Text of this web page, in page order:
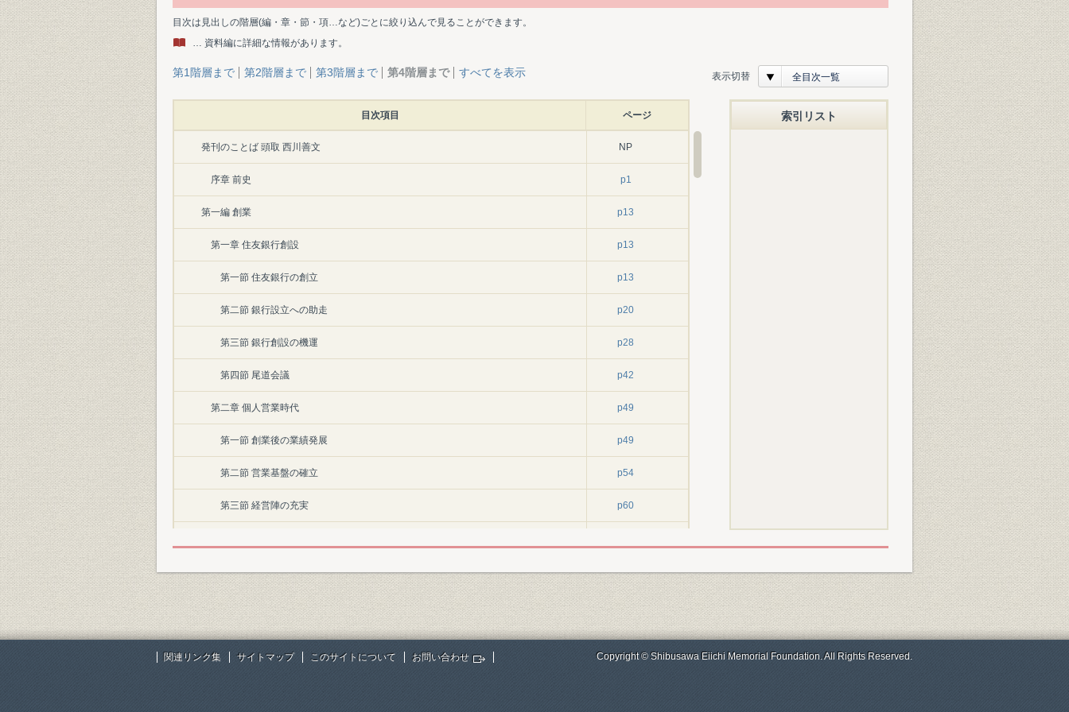
目次は見出しの階層(編・章・節・項…など)ごとに絞り込んで見ることができます。
… 資料編に詳細な情報があります。
第1階層まで 第2階層まで 第3階層まで 第4階層まで すべてを表示 表示切替 全目次一覧
目次項目 ページ
発刊のことば 頭取 西川善文 NP
序章 前史 p1
第一編 創業 p13
第一章 住友銀行創設 p13
第一節 住友銀行の創立 p13
第二節 銀行設立への助走 p20
第三節 銀行創設の機運 p28
第四節 尾道会議 p42
第二章 個人営業時代 p49
第一節 創業後の業績発展 p49
第二節 営業基盤の確立 p54
第三節 経営陣の充実 p60
第五節 組織の充実と業績の発展 p75
第二編 大正・昭和戦前期 p85
第一章 株式会社への改組と発展 p85
索引リスト
関連リンク集 サイトマップ このサイトについて お問い合わせ Copyright © Shibusawa Eiichi Memorial Foundation. All Rights Reserved.